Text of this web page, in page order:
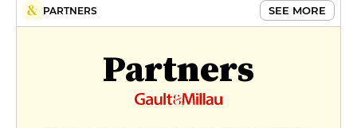
PARTNERS SEE MORE
Partners